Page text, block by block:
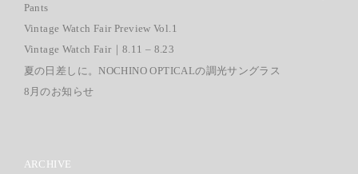
Pants
Vintage Watch Fair Preview Vol.1
Vintage Watch Fair｜8.11 – 8.23
夏の日差しに。NOCHINO OPTICALの調光サングラス
8月のお知らせ
ARCHIVE